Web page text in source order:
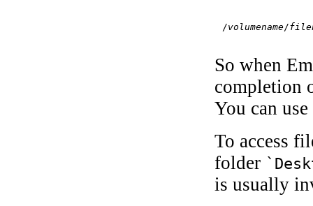
/volumename/
So when
completion
You can use
To access
folder
is usually